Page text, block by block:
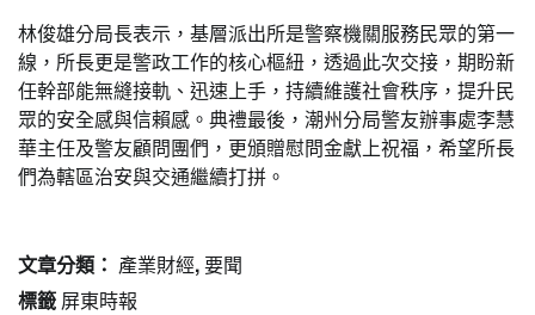
林俊雄分局長表示，基層派出所是警察機關服務民眾的第一
線，所長更是警政工作的核心樞紐，透過此次交接，期盼新
任幹部能無縫接軌、迅速上手，持續維護社會秩序，提升民
眾的安全感與信賴感。典禮最後，潮州分局警友辦事處李慧
華主任及警友顧問團們，更頒贈慰問金獻上祝福，希望所長
們為轄區治安與交通繼續打拼。
文章分類： 產業財經,要聞
標籤 屏東時報